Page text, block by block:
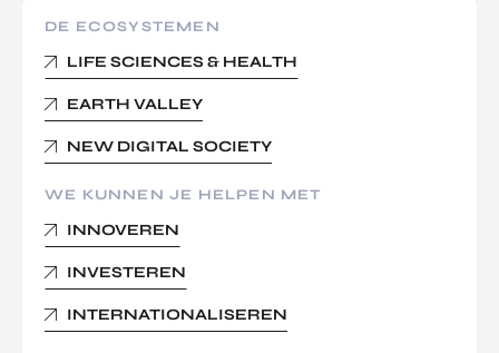
DE ECOSYSTEMEN
LIFE SCIENCES & HEALTH
EARTH VALLEY
NEW DIGITAL SOCIETY
WE KUNNEN JE HELPEN MET
INNOVEREN
INVESTEREN
INTERNATIONALISEREN